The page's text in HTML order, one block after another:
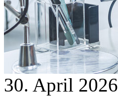
30. April 2026